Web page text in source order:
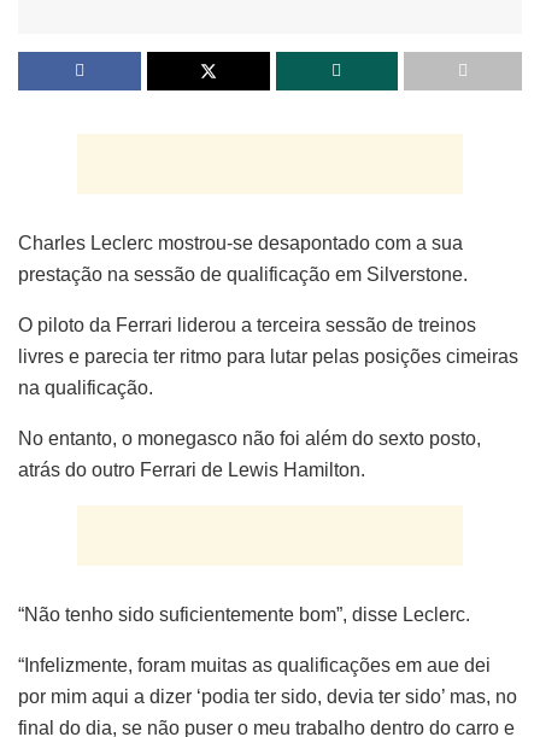
Charles Leclerc mostrou-se desapontado com a sua
prestação na sessão de qualificação em Silverstone.
O piloto da Ferrari liderou a terceira sessão de treinos
livres e parecia ter ritmo para lutar pelas posições cimeiras
na qualificação.
No entanto, o monegasco não foi além do sexto posto,
atrás do outro Ferrari de Lewis Hamilton.
“Não tenho sido suficientemente bom”, disse Leclerc.
“Infelizmente, foram muitas as qualificações em aue dei
por mim aqui a dizer ‘podia ter sido, devia ter sido’ mas, no
final do dia, se não puser o meu trabalho dentro do carro e